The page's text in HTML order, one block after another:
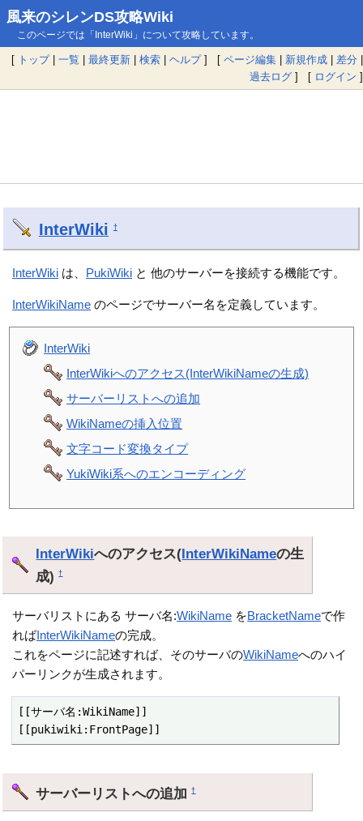
風来のシレンDS攻略Wiki
このページでは「InterWiki」について攻略しています。
[ トップ| 一覧 | 最終更新 | 検索 | ヘルプ] [ ページ編集 | 新規作成 | 差分 |
過去ログ ] [ ログイン ]
InterWiki †
InterWiki は、 PukiWiki と 他のサーバーを接続する機能です。
InterWikiName のページでサーバー名を定義しています。
InterWiki
InterWikiへのアクセス(InterWikiNameの生成)
サーバーリストへの追加
WikiNameの挿入位置
文字コード変換タイプ
YukiWiki系へのエンコーディング
InterWikiへのアクセス(InterWikiNameの生
成)†
サーバリストにある サーバ名:WikiName をBracketNameで作
ればInterWikiNameの完成。
これをページに記述すれば、そのサーバのWikiNameへのハイ
パーリンクが生成されます。
[[サーバ名:WikiName]]
[[pukiwiki:FrontPage]]
サーバーリストへの追加†